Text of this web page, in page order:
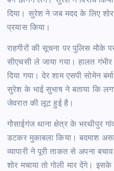
दिया। सुरेश ने जब मदद के लिए
प्रयास किया।
राहगीरों की सूचना पर पुलिस मौके
सीएचसी ले जाया गया। हालत
दिया गया। देर शाम एसपी सोमेन
सुरेश के भाई सुभाष ने बताया कि
जेवरात की लूट हुई है।
गोेसाईगंज थाना क्षेत्र के भरथीपुर
डटकर मुकाबला किया। बदमाश
व्यापारी ने पूरी ताकत से अपना
शोर मचाया तो गोली मार देंगे।